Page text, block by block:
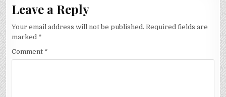
Leave a Reply
Your email address will not be published. Required fields are
marked *
Comment *